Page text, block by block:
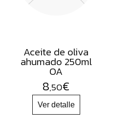
Aceite de oliva
ahumado 250ml
OA
8,50€